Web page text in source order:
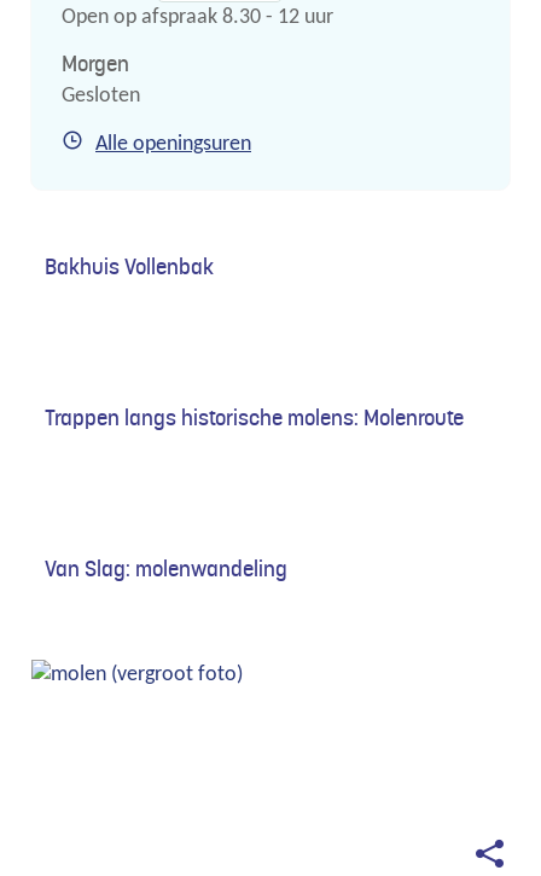
Open op afspraak 8.30 - 12 uur
Morgen
Gesloten
Alle openingsurenToerisme
Bakhuis Vollenbak
Trappen langs historische molens: Molenroute
Van Slag: molenwandeling